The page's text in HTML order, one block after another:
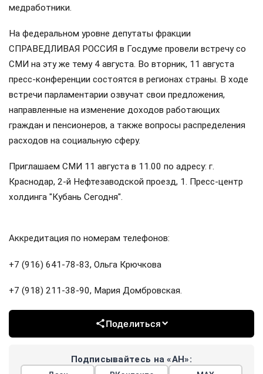
медработники.
На федеральном уровне депутаты фракции
СПРАВЕДЛИВАЯ РОССИЯ в Госдуме провели встречу со
СМИ на эту же тему 4 августа. Во вторник, 11 августа
пресс-конференции состоятся в регионах страны. В ходе
встречи парламентарии озвучат свои предложения,
направленные на изменение доходов работающих
граждан и пенсионеров, а также вопросы распределения
расходов на социальную сферу.
Приглашаем СМИ 11 августа в 11.00 по адресу: г.
Краснодар, 2-й Нефтезаводской проезд, 1. Пресс-центр
холдинга "Кубань Сегодня".
Аккредитация по номерам телефонов:
+7 (916) 641-78-83, Ольга Крючкова
+7 (918) 211-38-90, Мария Домбровская.
Поделиться
Подписывайтесь на «АН»: